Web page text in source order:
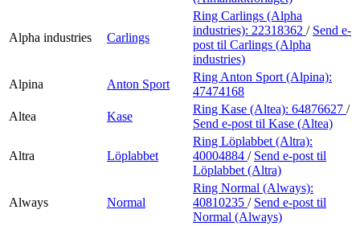
Alpha industries Carlings
Ring Carlings (Alpha
industries): 22318362 / Send e-
post til Carlings (Alpha
industries)
Alpina
Anton Sport
Ring Anton Sport (Alpina):
47474168
Altea
Kase
Ring Kase (Altea): 64876627 /
Send e-post til Kase (Altea)
Altra Löplabbet
Ring Löplabbet (Altra):
40004884 / Send e-post til
Löplabbet (Altra)
Always Normal
Ring Normal (Always):
40810235 / Send e-post til
Normal (Always)